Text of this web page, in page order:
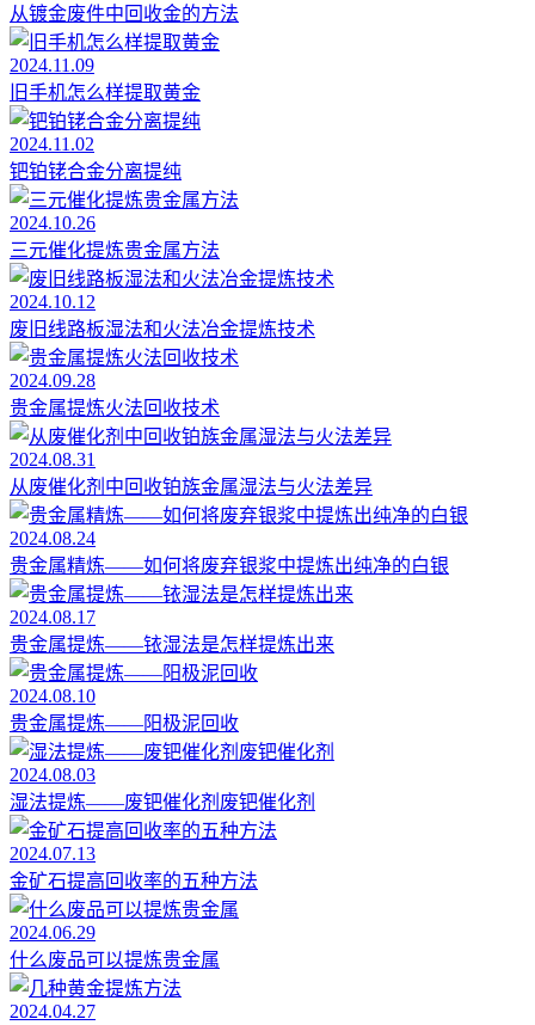
从镀金废件中回收金的方法
2024.11.09
旧手机怎么样提取黄金
2024.11.02
钯铂铑合金分离提纯
2024.10.26
三元催化提炼贵金属方法
2024.10.12
废旧线路板湿法和火法冶金提炼技术
2024.09.28
贵金属提炼火法回收技术
2024.08.31
从废催化剂中回收铂族金属湿法与火法差异
2024.08.24
贵金属精炼——如何将废弃银浆中提炼出纯净的白银
2024.08.17
贵金属提炼——铱湿法是怎样提炼出来
2024.08.10
贵金属提炼——阳极泥回收
2024.08.03
湿法提炼——废钯催化剂废钯催化剂
2024.07.13
金矿石提高回收率的五种方法
2024.06.29
什么废品可以提炼贵金属
2024.04.27